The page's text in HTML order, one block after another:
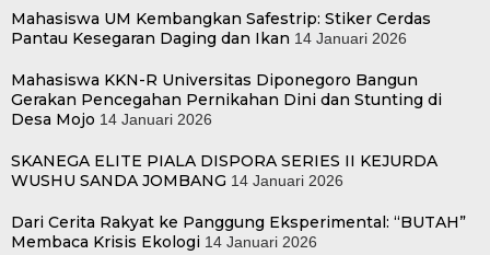
Mahasiswa UM Kembangkan Safestrip: Stiker Cerdas
Pantau Kesegaran Daging dan Ikan 14 Januari 2026
Mahasiswa KKN-R Universitas Diponegoro Bangun
Gerakan Pencegahan Pernikahan Dini dan Stunting di
Desa Mojo 14 Januari 2026
SKANEGA ELITE PIALA DISPORA SERIES II KEJURDA
WUSHU SANDA JOMBANG 14 Januari 2026
Dari Cerita Rakyat ke Panggung Eksperimental: “BUTAH”
Membaca Krisis Ekologi 14 Januari 2026